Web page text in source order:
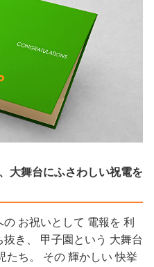
大舞台にふさわしい祝電を
お祝いとして 電報を 利
き、 甲子園という 大舞台
たち。 その 輝かしい 快挙